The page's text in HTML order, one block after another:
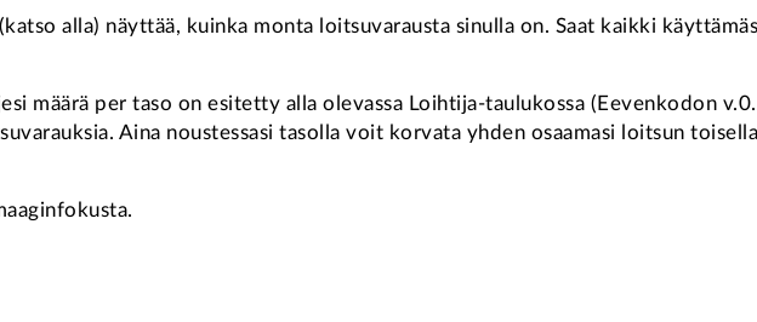
alla) näyttää, kuinka monta loitsuvarausta sinulla on. Saat kaikki
määrä per taso on esitetty alla olevassa Loihtija-taulukossa (Eevenkodon
Aina noustessasi tasolla voit korvata yhden osaamasi loitsun